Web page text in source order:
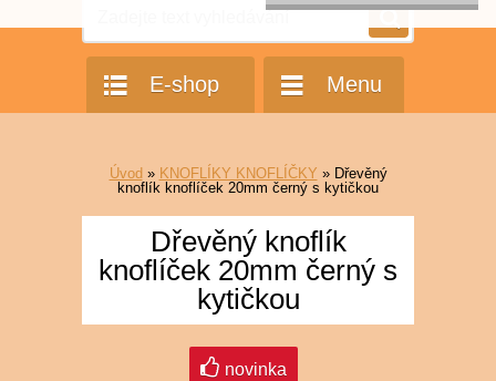
E-shop Menu
Úvod » KNOFLÍKY KNOFLÍČKY » Dřevěný
knoflík knoflíček 20mm černý s kytičkou
Dřevěný knoflík
knoflíček 20mm černý s
kytičkou
novinka